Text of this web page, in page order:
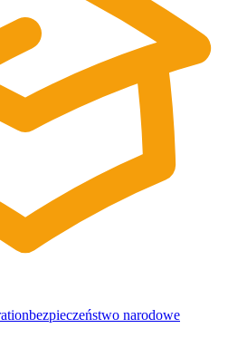
bezpieczeństwo narodowe